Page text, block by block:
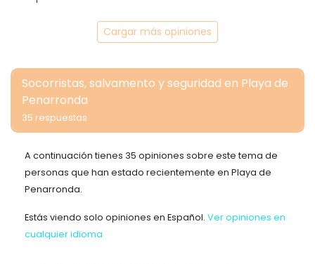
Cargar más opiniones
Socorristas, salvamento y seguridad en Playa de
Penarronda
35 respuestas
A continuación tienes 35 opiniones sobre este tema de
personas que han estado recientemente en Playa de
Penarronda.
Estás viendo solo opiniones en Español. Ver opiniones en
cualquier idioma